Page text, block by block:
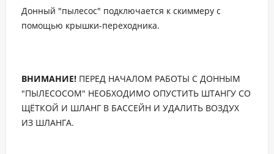
Донный "пылесос" подключается к скиммеру с
помощью крышки-переходника.
ВНИМАНИЕ! ПЕРЕД НАЧАЛОМ РАБОТЫ С ДОННЫМ
"ПЫЛЕСОСОМ" НЕОБХОДИМО ОПУСТИТЬ ШТАНГУ СО
ЩЁТКОЙ И ШЛАНГ В БАССЕЙН И УДАЛИТЬ ВОЗДУХ
ИЗ ШЛАНГА.